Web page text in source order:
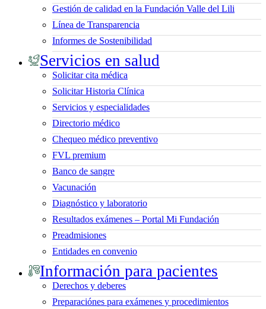
Gestión de calidad en la Fundación Valle del Lili
Línea de Transparencia
Informes de Sostenibilidad
Servicios en salud
Solicitar cita médica
Solicitar Historia Clínica
Servicios y especialidades
Directorio médico
Chequeo médico preventivo
FVL premium
Banco de sangre
Vacunación
Diagnóstico y laboratorio
Resultados exámenes – Portal Mi Fundación
Preadmisiones
Entidades en convenio
Información para pacientes
Derechos y deberes
Preparaciónes para exámenes y procedimientos